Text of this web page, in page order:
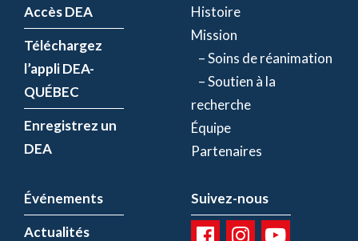
Accès DEA
Téléchargez
l’appli DEA-
QUÉBEC
Enregistrez un
DEA
Histoire
Mission
– Soins de réanimation
– Soutien à la
recherche
Équipe
Partenaires
Événements
Actualités
Suivez-nous